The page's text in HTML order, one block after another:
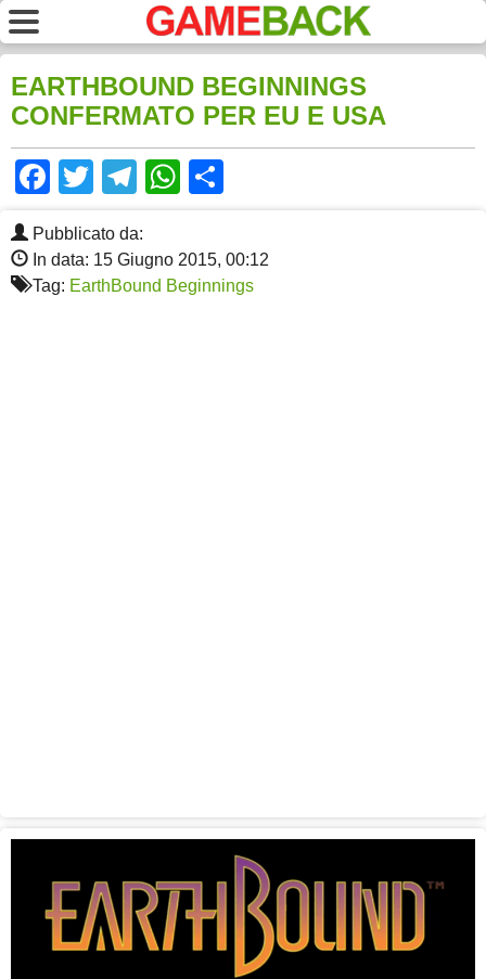
EARTHBOUND BEGINNINGS
CONFERMATO PER EU E USA
Facebook
TwitterTelegram
WhatsApp
Pubblicato da:
In data: 15 Giugno 2015, 00:12
Tag: EarthBound Beginnings